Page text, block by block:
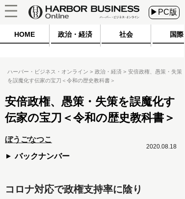
▶PC版
HOME 政治・経済 社会 国際
ハーバー・ビジネス・オンライン 政治・経済
安倍政権、愚策・失策
を誤魔化す伝家の宝刀＜令和の歴史教科書＞
安倍政権、愚策・失策を誤魔化す
伝家の宝刀＜令和の歴史教科書＞
ぼうごなつこ
バックナンバー
2020.08.18
コロナ対応で政権支持率に陰り